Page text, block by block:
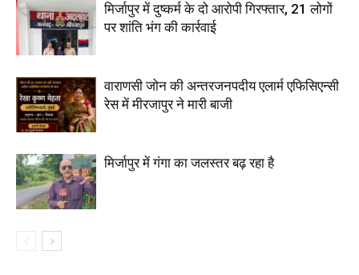
मिर्जापुर में दुष्कर्म के दो आरोपी गिरफ्तार, 21 लोगों
पर शांति भंग की कार्रवाई
वाराणसी जोन की अन्तरजनपदीय एलार्म एफिसिएन्सी
रेस में मीरजापुर ने मारी बाजी
मिर्जापुर में गंगा का जलस्तर बढ़ रहा है